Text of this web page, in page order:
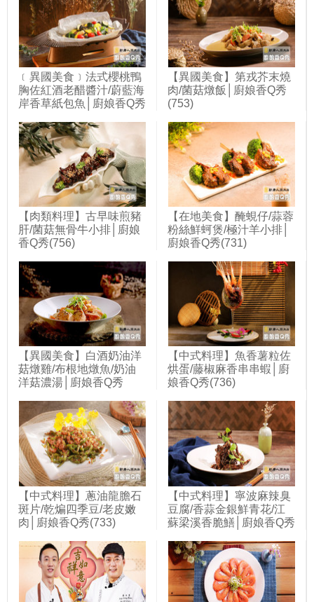
﹝異國美食﹞法式櫻桃鴨
胸佐紅酒老醋醬汁/蔚藍海
岸香草紙包魚│廚娘香Q秀
【異國美食】第戎芥末燒
肉/菌菇燉飯│廚娘香Q秀
(753)
【肉類料理】古早味煎豬
肝/菌菇無骨牛小排│廚娘
香Q秀(756)
【在地美食】醃蜆仔/蒜蓉
粉絲鮮蚵煲/極汁羊小排│
廚娘香Q秀(731)
【異國美食】白酒奶油洋
菇燉雞/布根地燉魚/奶油
洋菇濃湯│廚娘香Q秀
【中式料理】魚香薯粒佐
烘蛋/藤椒麻香串串蝦│廚
娘香Q秀(736)
【中式料理】蔥油龍膽石
斑片/乾煸四季豆/老皮嫩
肉│廚娘香Q秀(733)
【中式料理】寧波麻辣臭
豆腐/香蒜金銀鮮青花/江
蘇梁溪香脆鱔│廚娘香Q秀